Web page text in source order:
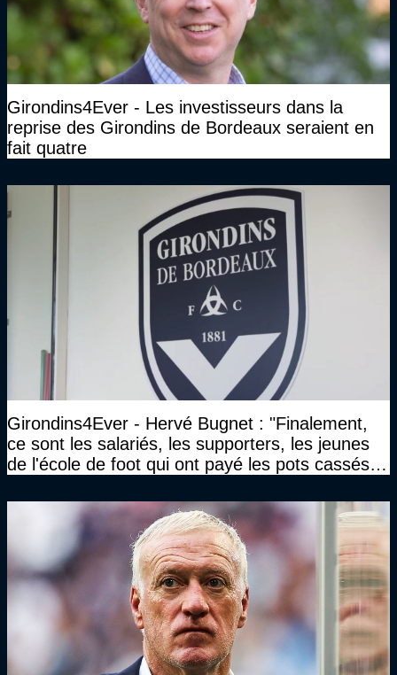
Girondins4Ever - Les investisseurs dans la
reprise des Girondins de Bordeaux seraient en
fait quatre
Girondins4Ever - Hervé Bugnet : "Finalement,
ce sont les salariés, les supporters, les jeunes
de l'école de foot qui ont payé les pots cassés